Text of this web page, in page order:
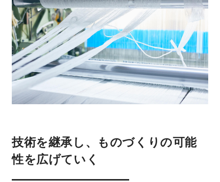
技術を継承し、ものづくりの可能
性を広げていく